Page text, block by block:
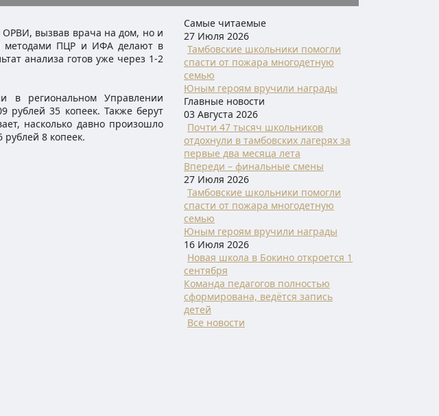
ОРВИ, вызвав врача на дом, но и
методами ПЦР и ИФА делают в
анализа готов уже через 1-2
в региональном Управлении
рублей 35 копеек. Также берут
насколько давно произошло
8 копеек.
Самые читаемые
27 Июля 2026
Тамбовские школьники помогли
спасти от пожара многодетную
семью
Юным героям вручили награды
Главные новости
03 Августа 2026
Почти 47 тысяч школьников
отдохнули в тамбовских лагерях за
первые два месяца лета
Впереди – финальные смены
27 Июля 2026
Тамбовские школьники помогли
спасти от пожара многодетную
семью
Юным героям вручили награды
16 Июля 2026
Новая школа в Бокино откроется 1
сентября
Команда педагогов полностью
сформирована, ведётся запись
детей
Все новости